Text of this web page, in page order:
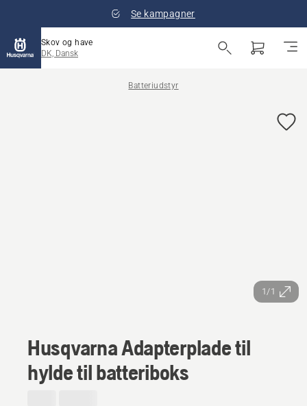
Se kampagner
Skov og have
DK, Dansk
Batteriudstyr
1/1
Husqvarna Adapterplade til
hylde til batteriboks